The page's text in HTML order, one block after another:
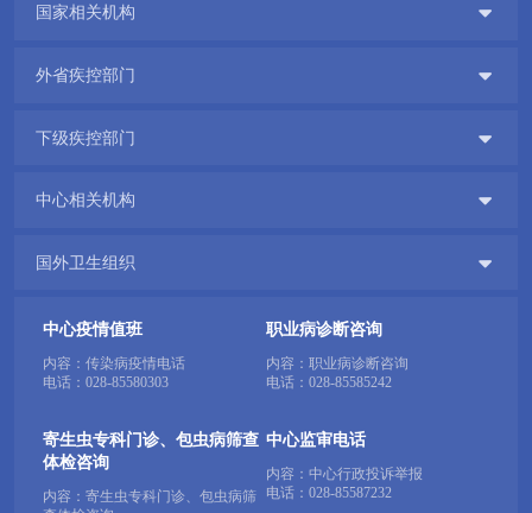
国家相关机构 
外省疾控部门 
下级疾控部门 
中心相关机构 
国外卫生组织 
中心疫情值班
内容：传染病疫情电话
电话： 028-85580303
职业病诊断咨询
内容：职业病诊断咨询
电话： 028-85585242
寄生虫专科门诊、包虫病筛查
体检咨询
内容：寄生虫专科门诊、包虫病筛
中心监审电话
内容：中心行政投诉举报
电话： 028-85587232